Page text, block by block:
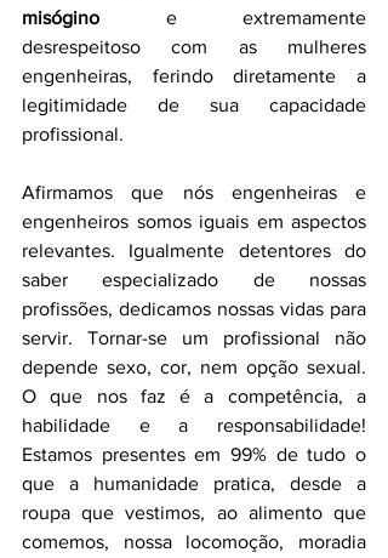
misógino e extremamente
desrespeitoso com as mulheres
engenheiras, ferindo diretamente a
legitimidade de sua capacidade
profissional.
Afirmamos que nós engenheiras e
engenheiros somos iguais em aspectos
relevantes. Igualmente detentores do
saber especializado de nossas
profissões, dedicamos nossas vidas para
servir. Tornar-se um profissional não
depende sexo, cor, nem opção sexual.
O que nos faz é a competência, a
habilidade e a responsabilidade!
Estamos presentes em 99% de tudo o
que a humanidade pratica, desde a
roupa que vestimos, ao alimento que
comemos, nossa locomoção, moradia